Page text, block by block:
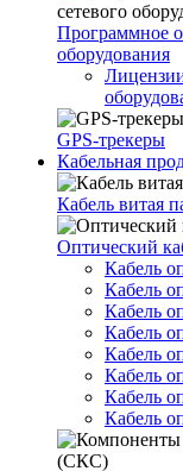
Программное
оборудования
GPS-трекеры
Кабельная
Кабель витая
Оптический
Кабель
Кабель
Кабель
Кабель
Кабель
Кабель
Кабель
Кабель